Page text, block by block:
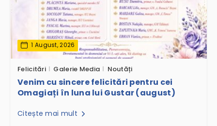
1 August, 2026
Felicitări Galerie Media Noutăți
Venim cu sincere felicitări pentru cei
Omagiați în luna lui Gustar (august)
Citește mai mult